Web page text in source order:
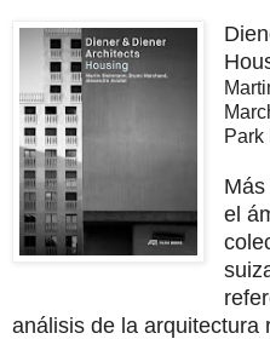
Park
el
análisis de la arquitectura